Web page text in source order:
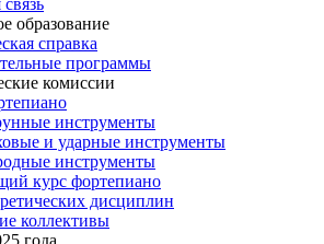
образование
справка
программы
комиссии
инструменты
и ударные инструменты
инструменты
курс фортепиано
дисциплин
коллективы
года